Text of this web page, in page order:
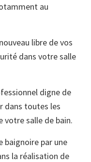
au
libre de vos
dans votre salle
digne de
dans toutes les
votre salle de bain.
baignoire par une
la réalisation de